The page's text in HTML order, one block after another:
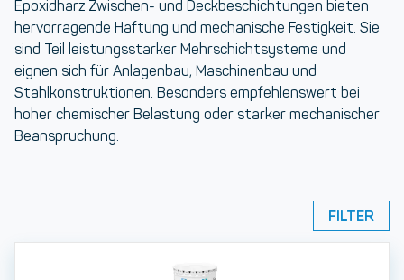
Epoxidharz Zwischen- und Deckbeschichtungen bieten
hervorragende Haftung und mechanische Festigkeit. Sie
sind Teil leistungsstarker Mehrschichtsysteme und
eignen sich für Anlagenbau, Maschinenbau und
Stahlkonstruktionen. Besonders empfehlenswert bei
hoher chemischer Belastung oder starker mechanischer
Beanspruchung.
FILTER